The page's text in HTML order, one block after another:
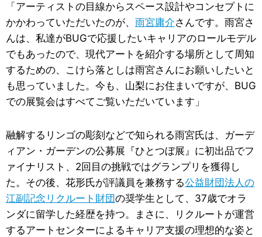
「アーティストの目線からスペース設計やコンセプトに
かかわっていただいたのが、 雨宮庸介さんです。雨宮さ
んは、私達がBUGで応援したいキャリアのロールモデル
でもあったので、現代アートを紹介する場所として周知
するための、こけら落としは雨宮さんにお願いしたいと
も思っていました。今も、山梨にお住まいですが、BUG
での展覧会はすべてご覧いただいています」
融解するリンゴの彫刻などで知られる雨宮氏は、ガーデ
ィアン・ガーデンの公募展『ひとつぼ展』に初出品でフ
ァイナリスト、2回目の挑戦ではグランプリを獲得し
た。その後、花形氏が評議員を兼務する公益財団法人の
江副記念リクルート財団の奨学生として、37歳でオラ
ンダに留学した経歴を持つ。まさに、リクルートが運営
するアートセンターによるキャリア支援の理想的な姿と